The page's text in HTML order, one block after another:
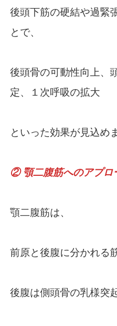
後頭下筋の硬結や過緊
とで、
後頭骨の可動性向上、
定、１次呼吸の拡大
といった効果が見込め
② 顎二腹筋へのアプロ
顎二腹筋は、
前原と後腹に分かれる
後腹は側頭骨の乳様突